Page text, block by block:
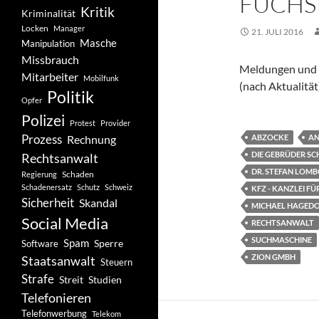
21. JULI 2016
Meldungen
(nach
ABZOCKE
DIE GEBRÜDER
DR. STEFAN
KFZ - KANZLEI
MICHAEL
RECHTSANWALT
SUCHMASCHINE
ZION GMBH
Kriminalität Kritik
Locken Manager
Manipulation Masche
Missbrauch
Mitarbeiter
Mobilfunk
Opfer Politik
Polizei Protest Provider
Prozess Rechnung
Rechtsanwalt
Regierung Schaden
Schadenersatz Schutz Schweiz
Sicherheit Skandal
Social Media
Software Spam Sperre
Staatsanwalt Steuern
Strafe Streit Studien
Telefonieren
Telefonwerbung Telekom